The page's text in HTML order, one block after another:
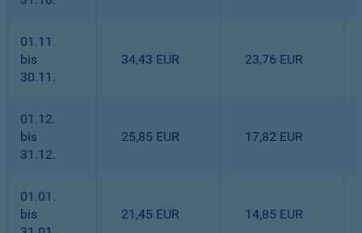
01.11.
bis
30.11.
34,43 EUR 23,76 EUR
01.12.
bis
31.12.
25,85 EUR 17,82 EUR
01.01.
bis
21,45 EUR 14,85 EUR